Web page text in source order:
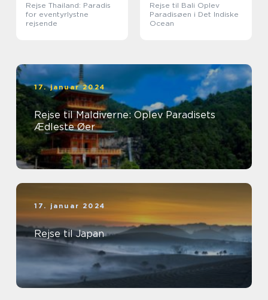
Rejse Thailand: Paradis
for eventyrlystne
rejsende
Rejse til Bali Oplev
Paradisøen i Det Indiske
Ocean
17. januar 2024
Rejse til Maldiverne: Oplev Paradisets
Ædleste Øer
17. januar 2024
Rejse til Japan